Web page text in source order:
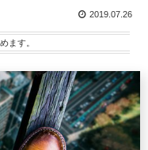
2019.07.26
ます。